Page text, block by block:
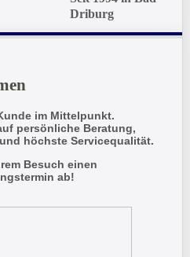
Driburg
im Mittelpunkt.
persönliche Beratung,
höchste Servicequalität.
Besuch einen
ab!